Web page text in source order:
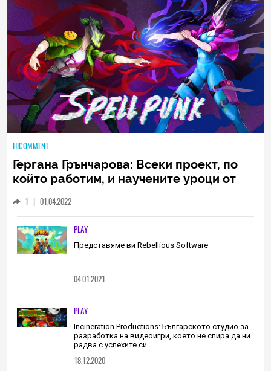
HICOMMENT
Гергана Грънчарова: Всеки проект, по
който работим, и научените уроци от
трябва да извървим като екип
1 | 01.04.2022
PLAY
Представяме ви Rebellious Software
04.01.2021
PLAY
Incineration Productions: Българското студио за
разработка на видеоигри, което не спира да ни
радва с успехите си
18.12.2020